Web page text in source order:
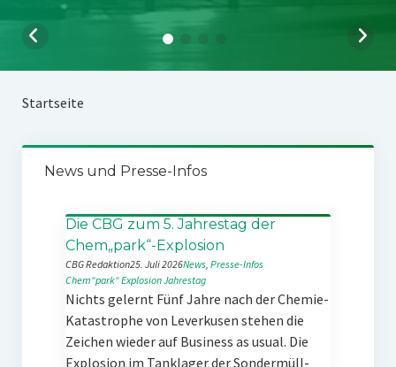
Startseite
News und Presse-Infos
Die CBG zum 5. Jahrestag der
Chem„park“-Explosion
CBG Redaktion25. Juli 2026News, Presse-Infos
Chem“park“ExplosionJahrestag
Nichts gelernt Fünf Jahre nach der Chemie-
Katastrophe von Leverkusen stehen die
Zeichen wieder auf Business as usual. Die
Explosion im Tanklager der Sondermüll-